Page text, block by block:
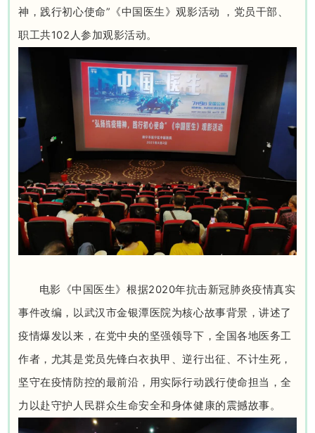
神，践行初心使命”《中国医生》观影活动 ，党员干部、
职工共102人参加观影活动。
电影《中国医生》根据2020年抗击新冠肺炎疫情真实
事件改编，以武汉市金银潭医院为核心故事背景，讲述了
疫情爆发以来，在党中央的坚强领导下，全国各地医务工
作者，尤其是党员先锋白衣执甲、逆行出征、不计生死，
坚守在疫情防控的最前沿，用实际行动践行使命担当，全
力以赴守护人民群众生命安全和身体健康的震撼故事。